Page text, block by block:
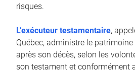
risques.
L’exécuteur testamentaire,
Québec, administre le patrimoine
après son décès, selon les
son testament et conformément